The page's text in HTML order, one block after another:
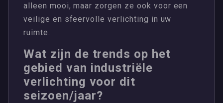
alleen mooi, maar zorgen ze ook voor een
veilige en sfeervolle verlichting in uw
ruimte.
Wat zijn de trends op het
gebied van industriële
verlichting voor dit
seizoen/jaar?